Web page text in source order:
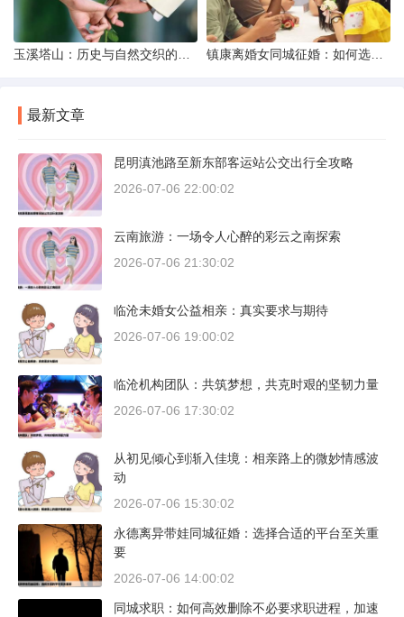
最新文章
昆明滇池路至新东部客运站公交出行全攻略
2026-07-06 22:00:02
云南旅游：一场令人心醉的彩云之南探索
2026-07-06 21:30:02
临沧未婚女公益相亲：真实要求与期待
2026-07-06 19:00:02
临沧机构团队：共筑梦想，共克时艰的坚韧力量
2026-07-06 17:30:02
从初见倾心到渐入佳境：相亲路上的微妙情感波
动
2026-07-06 15:30:02
永德离异带娃同城征婚：选择合适的平台至关重
要
2026-07-06 14:00:02
同城求职：如何高效删除不必要求职进程，加速